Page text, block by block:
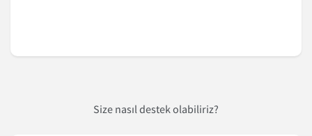
Size nasıl destek olabiliriz?